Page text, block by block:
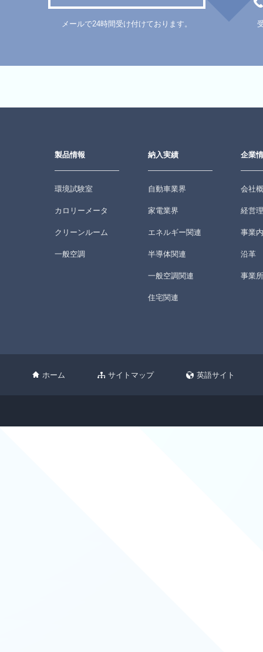
メールで24時間受け付けております。
製品情報
環境試験室
カロリーメータ
クリーンルーム
一般空調
納入実績
自動車業界
家電業界
エネルギー関連
半導体関連
一般空調関連
住宅関連
企業
会社
経営
事業
沿革
事業
ホーム サイトマップ 英語サイト